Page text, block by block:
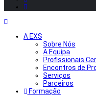
A EXS
Sobre Nós
A Equipa
Profissionais
Encontros de
Serviços
Parceiros
Formação